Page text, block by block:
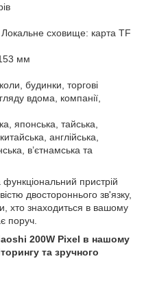
сховище: карта TF
мм
будинки, торгові
вдома, компанії,
японська, тайська,
англійська,
в’єтнамська та
пристрій
двостороннього зв'язку,
хто знаходиться в вашому
поруч.
200W Pixel в нашому
та зручного